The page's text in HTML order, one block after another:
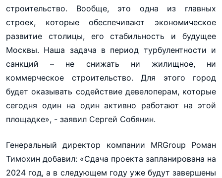
строительство. Вообще, это одна из главных
строек, которые обеспечивают экономическое
развитие столицы, его стабильность и будущее
Москвы. Наша задача в период турбулентности и
санкций – не снижать ни жилищное, ни
коммерческое строительство. Для этого город
будет оказывать содействие девелоперам, которые
сегодня один на один активно работают на этой
площадке», - заявил Сергей Собянин.
Генеральный директор компании MRGroup Роман
Тимохин добавил: «Сдача проекта запланирована на
2024 год, а в следующем году уже будут завершены